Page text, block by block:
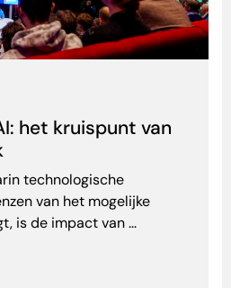
het kruispunt van
technologische
van het mogelijke
is de impact van ...